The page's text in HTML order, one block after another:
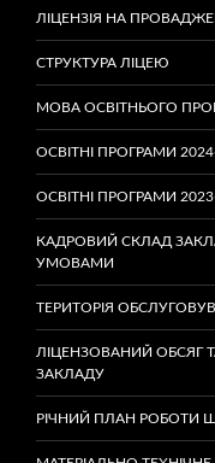
ЛІЦЕНЗІЯ НА
СТРУКТУРА ЛІЦЕЮ
МОВА ОСВІТНЬОГО
ОСВІТНІ ПРОГРАМИ
ОСВІТНІ ПРОГРАМИ
КАДРОВИЙ СКЛАД
УМОВАМИ
ТЕРИТОРІЯ
ЛІЦЕНЗОВАНИЙ ОБСЯГ
ЗАКЛАДУ
РІЧНИЙ ПЛАН РОБОТИ